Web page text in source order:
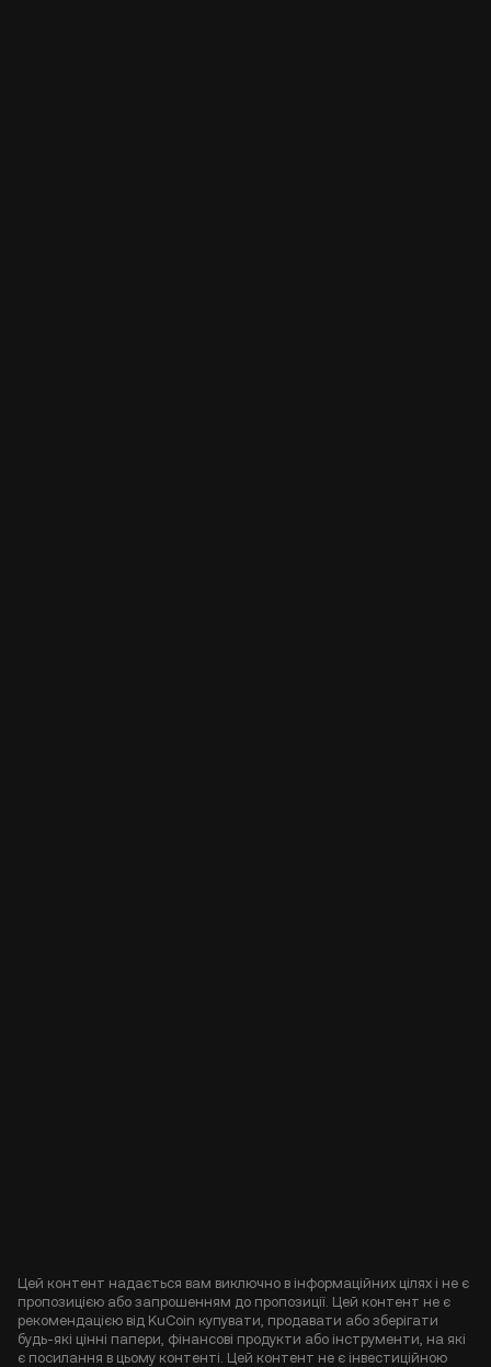
Цей контент надається вам виключно в інформаційних цілях і не є
пропозицією або запрошенням до пропозиції. Цей контент не є
рекомендацією від KuCoin купувати, продавати або зберігати
будь-які цінні папери, фінансові продукти або інструменти, на які
є посилання в цьому контенті. Цей контент не є інвестиційною